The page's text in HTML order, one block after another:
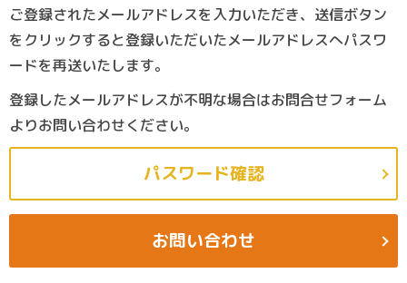
ご登録されたメールアドレスを入力いただき、送信ボタン
をクリックすると登録いただいたメールアドレスへパスワ
ードを再送いたします。
登録したメールアドレスが不明な場合はお問合せフォーム
よりお問い合わせください。
パスワード確認
お問い合わせ